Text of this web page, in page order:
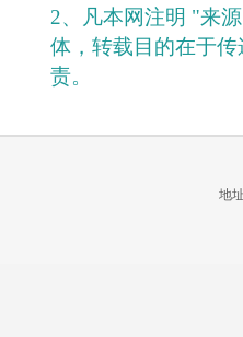
2、凡本网注明 "来
体，转载目的在于
责。
地